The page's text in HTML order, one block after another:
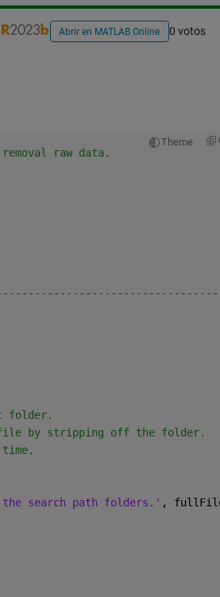
Abrir en MATLAB Online 0 votos
Theme
raw data.
folder.
file by stripping off the folder.
search path folders.' ,